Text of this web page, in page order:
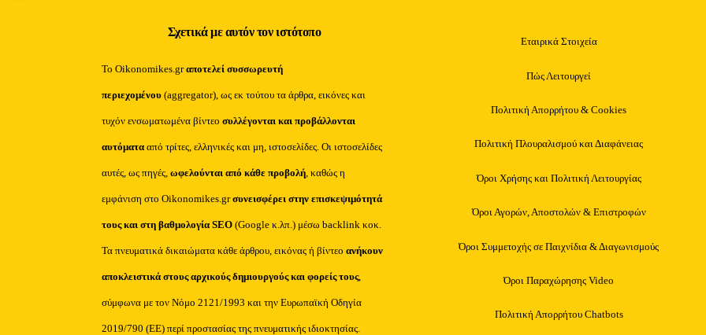
Σχετικά με αυτόν τον ιστότοπο
Το Oikonomikes.grαποτελεί συσσωρευτή
περιεχομένου (aggregator), ως εκ τούτου τα άρθρα, εικόνες και
τυχόν ενσωματωμένα βίντεοσυλλέγονται και προβάλλονται
αυτόματααπό τρίτες, ελληνικές και μη, ιστοσελίδες. Οι ιστοσελίδες
αυτές, ως πηγές,ωφελούνται από κάθε προβολή , καθώς η
εμφάνιση στο Oikonomikes.grσυνεισφέρει στην επισκεψιμότητά
τους και στη βαθμολογία SEO (Google κ.λπ.) μέσω backlink κοκ.
Τα πνευματικά δικαιώματα κάθε άρθρου, εικόνας ή βίντεοανήκουν
αποκλειστικά στους αρχικούς δημιουργούς και φορείς τους,
σύμφωνα με τον Νόμο 2121/1993 και την Ευρωπαϊκή Οδηγία
2019/790 (ΕΕ) περί προστασίας της πνευματικής ιδιοκτησίας.
Εταιρικά Στοιχεία
Πώς Λειτουργεί
Πολιτική Απορρήτου & Cookies
Πολιτική Πλουραλισμού και Διαφάνειας
Όροι Χρήσης και Πολιτική Λειτουργίας
Όροι Αγορών, Αποστολών & Επιστροφών
Όροι Συμμετοχής σε Παιχνίδια & Διαγωνισμούς
Όροι Παραχώρησης Video
Πολιτική Απορρήτου Chatbots